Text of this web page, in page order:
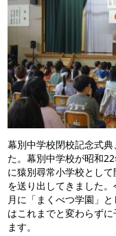
幕別中学校閉校記念式
た。幕別中学校が昭和
に猿別尋常小学校とし
を送り出してきました
月に「まくべつ学園」
はこれまでと変わらず
ます。